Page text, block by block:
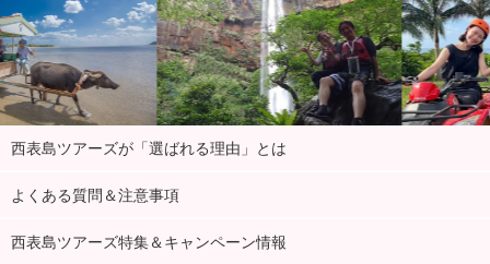
西表島ツアーズが「選ばれる理由」とは
よくある質問＆注意事項
西表島ツアーズ特集＆キャンペーン情報